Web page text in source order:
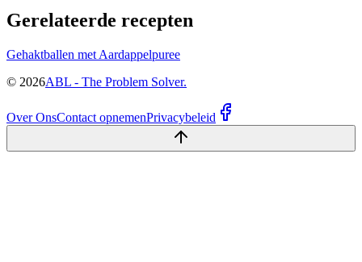
Gerelateerde recepten
Gehaktballen met Aardappelpuree
© 2026ABL - The Problem Solver.
Over OnsContact opnemenPrivacybeleid